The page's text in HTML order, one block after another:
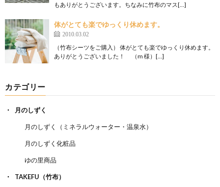
もありがとうございます。ちなみに竹布のマス[…]
体がとても楽でゆっくり休めます。
2010.03.02
（竹布シーツをご購入） 体がとても楽でゆっくり休めます。
ありがとうございました！ （m 様）[…]
カテゴリー
月のしずく
月のしずく（ミネラルウォーター・温泉水）
月のしずく化粧品
ゆの里商品
TAKEFU（竹布）